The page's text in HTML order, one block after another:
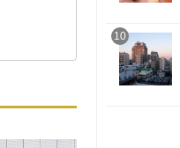
10